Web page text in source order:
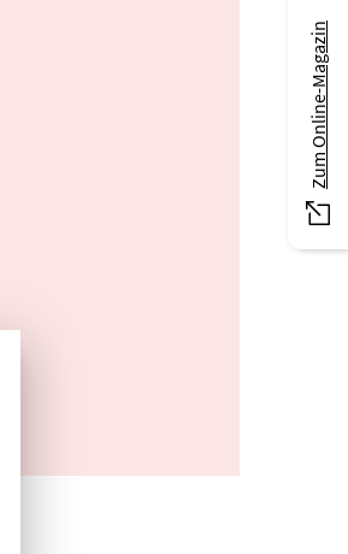
Zum Online-Magazin